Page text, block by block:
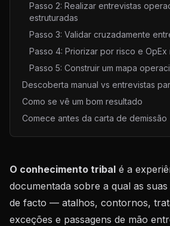
Passo 2: Realizar entrevistas
estruturadas
Passo 3: Validar cruzadamente
Passo 4: Priorizar por risco e
Passo 5: Construir um mapa
Descoberta manual vs entrevistas
Como se vê um bom resultado
Comece antes da carta de demissão
O conhecimento tribal é a
documentada sobre a qual as
de facto — atalhos, contornos,
exceções e passagens de mão